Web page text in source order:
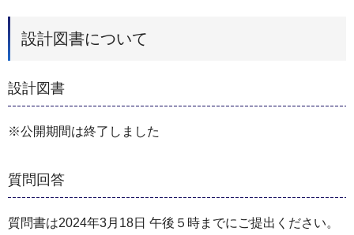
設計図書について
設計図書
※公開期間は終了しました
質問回答
質問書は2024年3月18日 午後５時までにご提出ください。